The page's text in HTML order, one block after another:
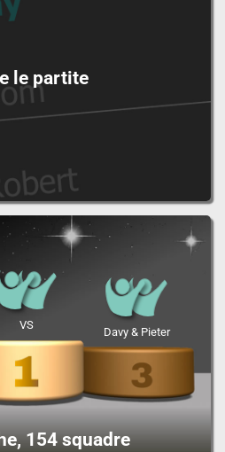
le partite
154 squadre
VS
Davy & Pieter